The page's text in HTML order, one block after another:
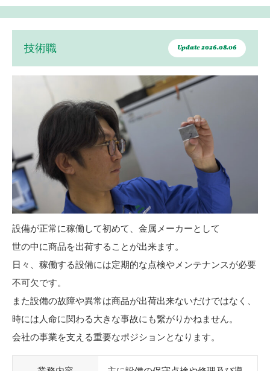
技術職 Update 2026.08.06
設備が正常に稼働して初めて、金属メーカーとして
世の中に商品を出荷することが出来ます。
日々、稼働する設備には定期的な点検やメンテナンスが必要
不可欠です。
また設備の故障や異常は商品が出荷出来ないだけではなく、
時には人命に関わる大きな事故にも繋がりかねません。
会社の事業を支える重要なポジションとなります。